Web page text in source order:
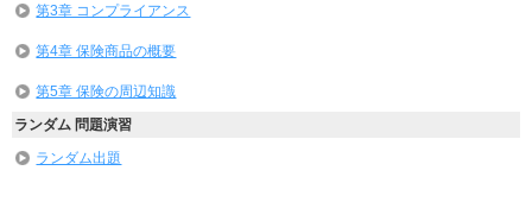
第3章 コンプライアンス
第4章 保険商品の概要
第5章 保険の周辺知識
ランダム 問題演習
ランダム出題